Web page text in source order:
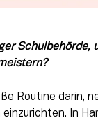
Schulbehörde,
Routine darin,
In